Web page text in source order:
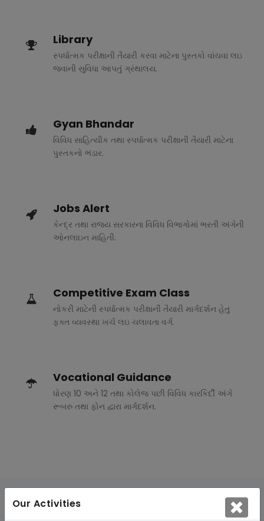
Our Activities
Library
સ્પર્ધાત્મક પરીક્ષાની તૈયારી કરવા માટેના પુસ્તકો વાંચવા લઇ
જવાની સુવિધા આપતું ગ્રંથાલય.
Gyan Bhandar
વિવિધ સાહિત્યીક તથા સ્પર્ધાત્મક પરીક્ષાની તૈયારી માટેના
પુસ્તકનો ભંડાર.
Jobs Alert
કેન્દ્ર તથા રાજ્ય સરકારના વિવિધ વિભાગોમાં ભરતી અંગેની
ઓનલાઇન માહિતી.
Competitive Exam Class
નોકરી માટેની સ્પર્ધાત્મક પરીક્ષાની તૈયારી માર્ગદર્શન હેતુ
ફક્ત વ્યવસ્થા ખર્ચ લઇ ચલાવતા વર્ગ.
Vocational Guidance
ધોરણ 10 અને 12 તથા કોલેજ પછી વિવિધ કારકિર્દી અંગે
રૂબરુ તથા ફોન દ્વારા માર્ગદર્શન.